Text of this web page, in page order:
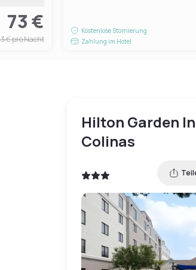
73 €
€pro Nacht
Kostenlose Stornierung
Zahlung im Hotel
Hilton Garden
Colinas